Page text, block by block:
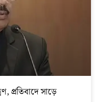
প্রতিবাদে সাড়ে